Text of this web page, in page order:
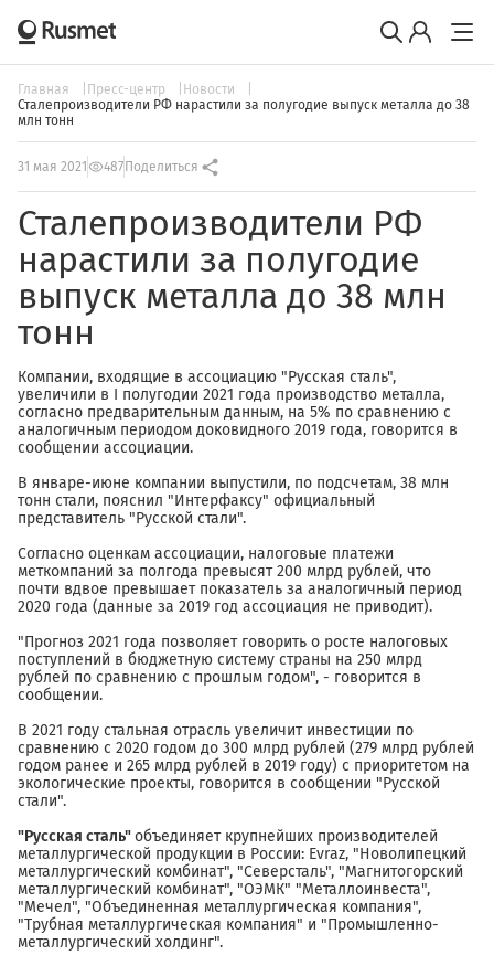
Главная Пресс-центр
Новости
Сталепроизводители РФ нарастили за полугодие выпуск металла до 38
млн тонн
31 мая 2021 487 Поделиться
Сталепроизводители РФ
нарастили за полугодие
выпуск металла до 38 млн
тонн
Компании, входящие в ассоциацию "Русская сталь",
увеличили в I полугодии 2021 года производство металла,
согласно предварительным данным, на 5% по сравнению с
аналогичным периодом доковидного 2019 года, говорится в
сообщении ассоциации.
В январе-июне компании выпустили, по подсчетам, 38 млн
тонн стали, пояснил "Интерфаксу" официальный
представитель "Русской стали".
Согласно оценкам ассоциации, налоговые платежи
меткомпаний за полгода превысят 200 млрд рублей, что
почти вдвое превышает показатель за аналогичный период
2020 года (данные за 2019 год ассоциация не приводит).
"Прогноз 2021 года позволяет говорить о росте налоговых
поступлений в бюджетную систему страны на 250 млрд
рублей по сравнению с прошлым годом", - говорится в
сообщении.
В 2021 году стальная отрасль увеличит инвестиции по
сравнению с 2020 годом до 300 млрд рублей (279 млрд рублей
годом ранее и 265 млрд рублей в 2019 году) с приоритетом на
экологические проекты, говорится в сообщении "Русской
стали".
"Русская сталь"объединяет крупнейших производителей
металлургической продукции в России: Evraz, "Новолипецкий
металлургический комбинат", "Северсталь", "Магнитогорский
металлургический комбинат", "ОЭМК" "Металлоинвеста",
"Мечел", "Объединенная металлургическая компания",
"Трубная металлургическая компания" и "Промышленно-
металлургический холдинг".